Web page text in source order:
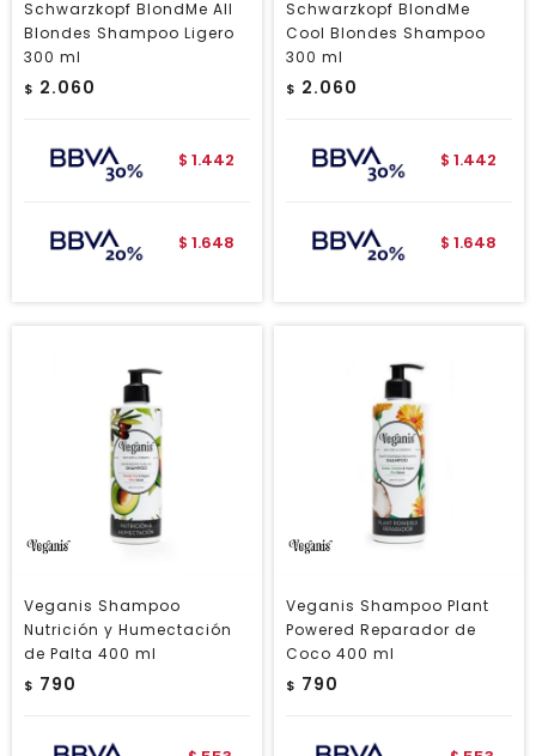
Schwarzkopf BlondMe All
Blondes Shampoo Ligero
300 ml
$ 2.060
$ 1.442
$ 1.648
Schwarzkopf BlondMe
Cool Blondes Shampoo
300 ml
$ 2.060
$ 1.442
$ 1.648
Veganis Shampoo
Nutrición y Humectación
de Palta 400 ml
$ 790
Veganis Shampoo Plant
Powered Reparador de
Coco 400 ml
$ 790